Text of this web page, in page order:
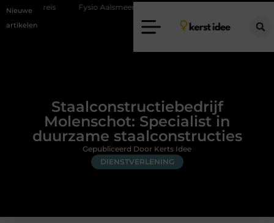
Nieuwe
artikelen
Fysio Aalsmeer: professionele hulp bij pijn en bewegingsklachten
Staalconstructiebedrijf
Molenschot: Specialist in
duurzame staalconstructies
DIENSTVERLENING
Gepubliceerd Door Kerts Idee